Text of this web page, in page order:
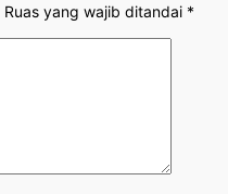
Ruas yang wajib ditandai *